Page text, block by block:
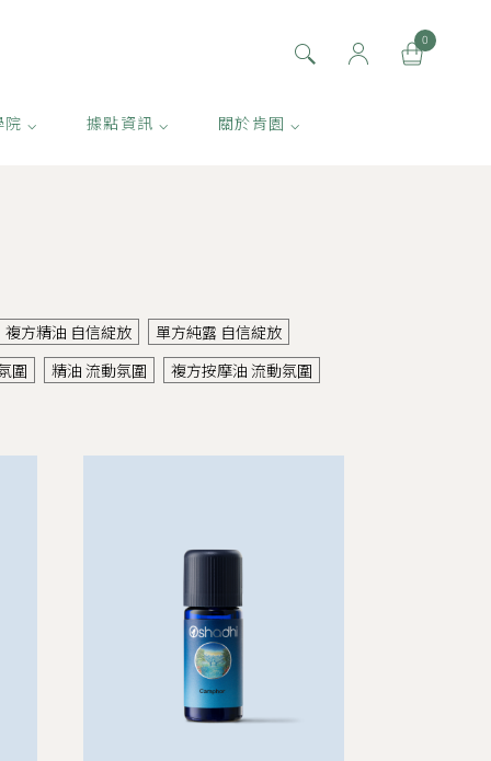
0
院 ⌵ 據點資訊 ⌵ 關於肯園 ⌵
複方精油 自信綻放
單方純露 自信綻放
圍
精油 流動氛圍 複方按摩油 流動氛圍